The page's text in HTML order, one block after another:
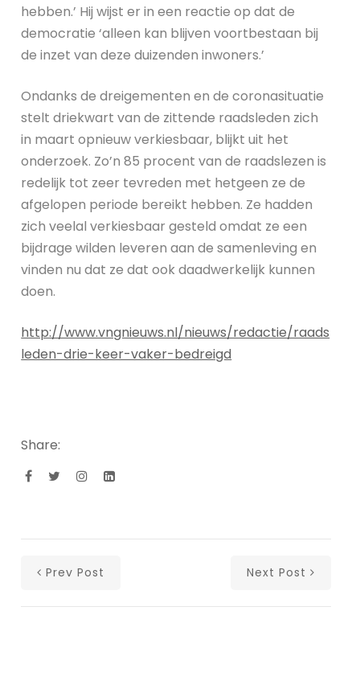
hebben.’ Hij wijst er in een reactie op dat de
democratie ‘alleen kan blijven voortbestaan bij
de inzet van deze duizenden inwoners.’
Ondanks de dreigementen en de coronasituatie
stelt driekwart van de zittende raadsleden zich
in maart opnieuw verkiesbaar, blijkt uit het
onderzoek. Zo’n 85 procent van de raadslezen is
redelijk tot zeer tevreden met hetgeen ze de
afgelopen periode bereikt hebben. Ze hadden
zich veelal verkiesbaar gesteld omdat ze een
bijdrage wilden leveren aan de samenleving en
vinden nu dat ze dat ook daadwerkelijk kunnen
doen.
http://www.vngnieuws.nl/nieuws/redactie/raads
leden-drie-keer-vaker-bedreigd
Share:
Prev Post Next Post